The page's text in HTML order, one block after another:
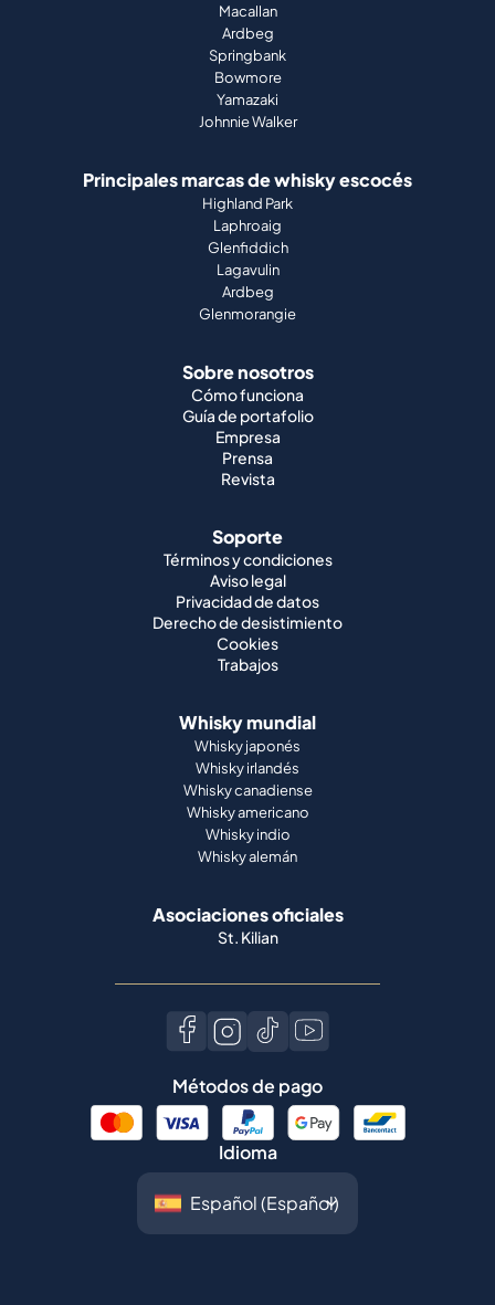
Macallan
Ardbeg
Springbank
Bowmore
Yamazaki
Johnnie Walker
Principales marcas de whisky escocés
Highland Park
Laphroaig
Glenfiddich
Lagavulin
Ardbeg
Glenmorangie
Sobre nosotros
Cómo funciona
Guía de portafolio
Empresa
Prensa
Revista
Soporte
Términos y condiciones
Aviso legal
Privacidad de datos
Derecho de desistimiento
Cookies
Trabajos
Whisky mundial
Whisky japonés
Whisky irlandés
Whisky canadiense
Whisky americano
Whisky indio
Whisky alemán
Asociaciones oficiales
St. Kilian
Métodos de pago
Idioma